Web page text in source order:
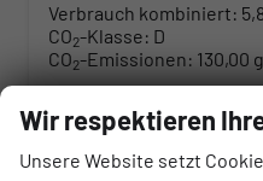
Verbrauch kombiniert:
CO2-Klasse: D
CO2-Emissionen: 130,00
Fahrzeugnr.
Wir respektieren
Unsere Website setzt